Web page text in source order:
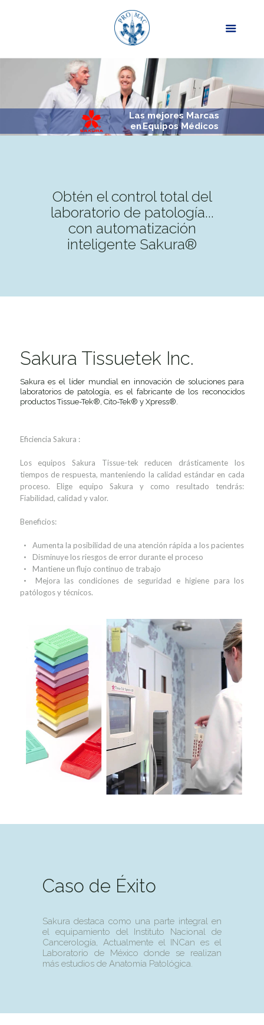
Las mejores Marcas
Equipos Médicos
en
Obtén el control total del
laboratorio de patología...
con automatización
inteligente Sakura®
Sakura Tissuetek Inc.
Sakura es el líder mundial en innovación de soluciones para
laboratorios de patología, es el fabricante de los reconocidos
productos Tissue-Tek®, Cito-Tek® y Xpress®.
Eficiencia Sakura :
Los equipos Sakura Tissue-tek reducen drásticamente los
tiempos de respuesta, manteniendo la calidad estándar en cada
proceso. Elige equipo Sakura y como resultado tendrás:
Fiabilidad, calidad y valor.
Beneficios:
Aumenta la posibilidad de una atención rápida a los pacientes
Disminuye los riesgos de error durante el proceso
Mantiene un flujo continuo de trabajo
Mejora las condiciones de seguridad e higiene para los
patólogos y técnicos.
Caso de Éxito
Sakura destaca como una parte integral en
el equipamiento del Instituto Nacional de
Cancerología, Actualmente el INCan es el
Laboratorio de México donde se realizan
más estudios de Anatomía Patológica.